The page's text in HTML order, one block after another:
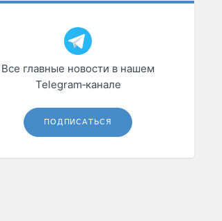
Все главные новости в нашем
Telegram‑канале
ПОДПИСАТЬСЯ